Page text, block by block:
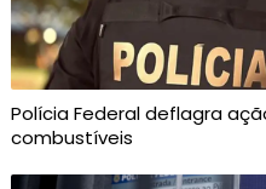
Polícia Federal deflagra
combustíveis